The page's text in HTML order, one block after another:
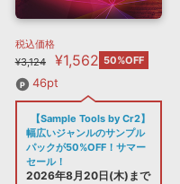
音楽カード
楽曲配信流通サービス
クト
効果音
税込価格
¥3,124
¥1,562 50%OFF
46pt
【Sample Tools by Cr2】
幅広いジャンルのサンプル
パックが50%OFF！サマー
セール！
2026年8月20日(木)まで